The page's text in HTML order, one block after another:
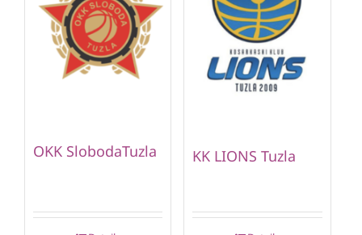
OKK SlobodaTuzla KK LIONS Tuzla